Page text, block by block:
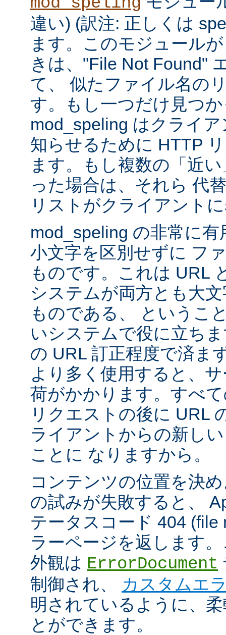
違い) (訳注: 正しくは
ます。このモジュール
きは、"File Not Found"
て、 似たファイル名の
す。もし一つだけ見つ
mod_speling はクライ
知らせるために HTTP
ます。もし複数の「近
った場合は、それら 代
リストがクライアント
mod_speling の非常に
小文字を区別せずに フ
ものです。これは URL
システムが両方とも大
ものである、 というこ
いシステムで役に立ち
の URL 訂正程度で済ま
より多く使用すると、
荷がかかります。すべ
リクエストの後に URL
ライアントからの新し
ことに なりますから。
コンテンツの位置を決
の試みが失敗すると、
テータスコード 404 (file
ラーページを返します
外観は ErrorDocument
制御され、
カスタムエ
明されているように、
とができます。